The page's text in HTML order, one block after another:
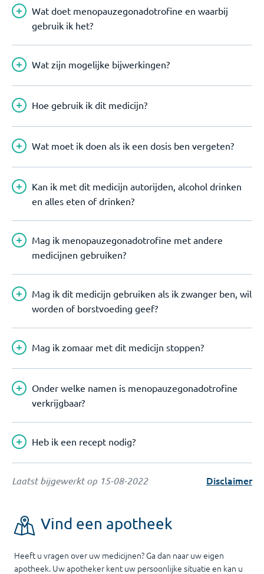
Wat doet menopauzegonadotrofine en waarbij
gebruik ik het?
Wat zijn mogelijke bijwerkingen?
Hoe gebruik ik dit medicijn?
Wat moet ik doen als ik een dosis ben vergeten?
Kan ik met dit medicijn autorijden, alcohol drinken
en alles eten of drinken?
Mag ik menopauzegonadotrofine met andere
medicijnen gebruiken?
Mag ik dit medicijn gebruiken als ik zwanger ben, wil
worden of borstvoeding geef?
Mag ik zomaar met dit medicijn stoppen?
Onder welke namen is menopauzegonadotrofine
verkrijgbaar?
Heb ik een recept nodig?
Laatst bijgewerkt op 15-08-2022 Disclaimer
Vind een apotheek
Heeft u vragen over uw medicijnen? Ga dan naar uw eigen
apotheek. Uw apotheker kent uw persoonlijke situatie en kan u